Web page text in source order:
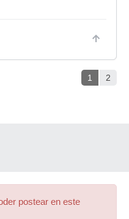
1 2
postear en este